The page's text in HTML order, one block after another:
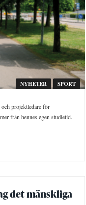
NYHETER SPORT
projektledare för
från hennes egen studietid.
det mänskliga